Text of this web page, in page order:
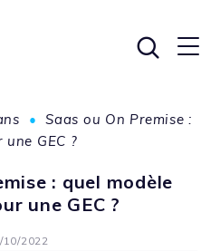
• Saas ou On Premise :
GEC ?
: quel modèle
une GEC ?
10/2022